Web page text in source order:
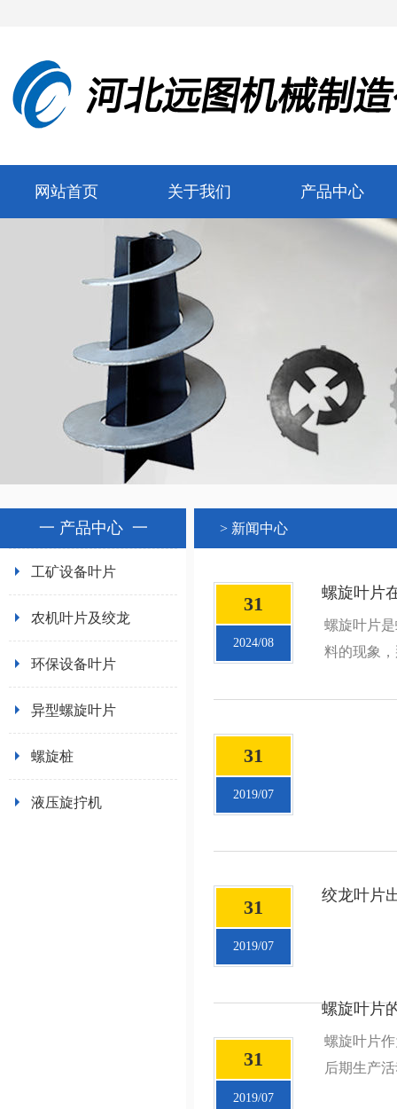
网站首页 关于我们 产品中心
一 产品中心一
工矿设备叶片
农机叶片及绞龙
环保设备叶片
异型螺旋叶片
螺旋桩
液压旋拧机
> 新闻中心
31
2024/08
螺旋叶片
螺旋叶片
料的现象
31
2019/07
绞龙叶片
绞龙叶片
31
2019/07
螺旋叶片
螺旋叶片
后期生产
31
2019/07